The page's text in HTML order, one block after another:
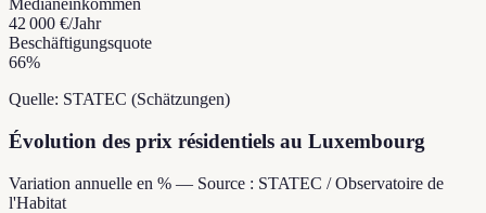
Medianeinkommen
42 000 €/Jahr
Beschäftigungsquote
66%
Quelle: STATEC (Schätzungen)
Évolution des prix résidentiels au Luxembourg
Variation annuelle en % — Source : STATEC / Observatoire de
l'Habitat